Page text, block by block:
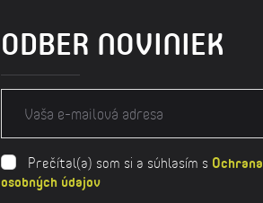
ODBER NOVINIEK
Prečítal(a) som si a súhlasím s Ochrana
osobných údajov